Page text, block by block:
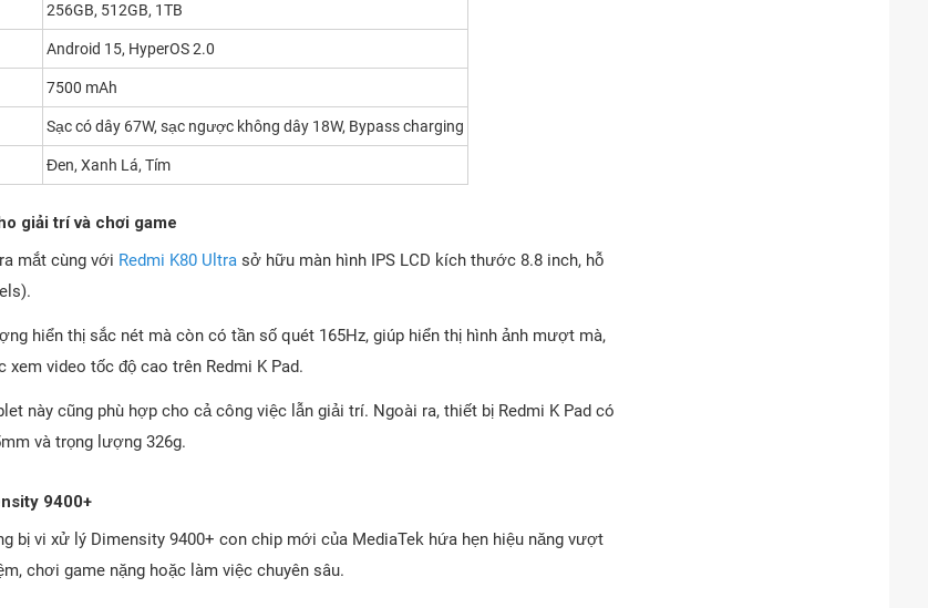
256GB, 512GB, 1TB
Android 15, HyperOS 2.0
7500 mAh
Sạc có dây 67W, sạc ngược không dây 18W, Bypass charging
Đen, Xanh Lá, Tím
giải trí và chơi game
mắt cùng với Redmi K80 Ultrasở hữu màn hình IPS LCD kích thước 8.8 inch, hỗ
hiển thị sắc nét mà còn có tần số quét 165Hz, giúp hiển thị hình ảnh mượt mà,
video tốc độ cao trên Redmi K Pad.
này cũng phù hợp cho cả công việc lẫn giải trí. Ngoài ra, thiết bị Redmi K Pad có
và trọng lượng 326g.
9400+
bị vi xử lý Dimensity 9400+ con chip mới của MediaTek hứa hẹn hiệu năng vượt
chơi game nặng hoặc làm việc chuyên sâu.